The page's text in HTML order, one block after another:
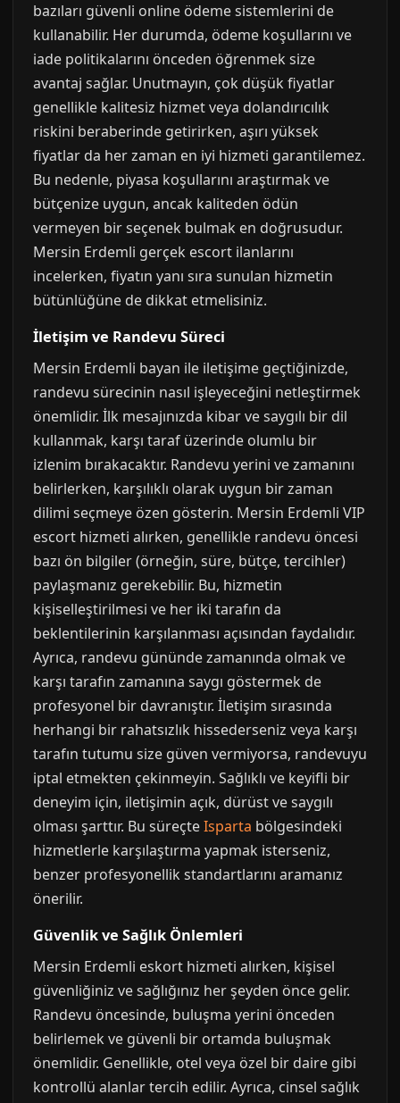
bazıları güvenli online ödeme sistemlerini de
kullanabilir. Her durumda, ödeme koşullarını ve
iade politikalarını önceden öğrenmek size
avantaj sağlar. Unutmayın, çok düşük fiyatlar
genellikle kalitesiz hizmet veya dolandırıcılık
riskini beraberinde getirirken, aşırı yüksek
fiyatlar da her zaman en iyi hizmeti garantilemez.
Bu nedenle, piyasa koşullarını araştırmak ve
bütçenize uygun, ancak kaliteden ödün
vermeyen bir seçenek bulmak en doğrusudur.
Mersin Erdemli gerçek escort ilanlarını
incelerken, fiyatın yanı sıra sunulan hizmetin
bütünlüğüne de dikkat etmelisiniz.
İletişim ve Randevu Süreci
Mersin Erdemli bayan ile iletişime geçtiğinizde,
randevu sürecinin nasıl işleyeceğini netleştirmek
önemlidir. İlk mesajınızda kibar ve saygılı bir dil
kullanmak, karşı taraf üzerinde olumlu bir
izlenim bırakacaktır. Randevu yerini ve zamanını
belirlerken, karşılıklı olarak uygun bir zaman
dilimi seçmeye özen gösterin. Mersin Erdemli VIP
escort hizmeti alırken, genellikle randevu öncesi
bazı ön bilgiler (örneğin, süre, bütçe, tercihler)
paylaşmanız gerekebilir. Bu, hizmetin
kişiselleştirilmesi ve her iki tarafın da
beklentilerinin karşılanması açısından faydalıdır.
Ayrıca, randevu gününde zamanında olmak ve
karşı tarafın zamanına saygı göstermek de
profesyonel bir davranıştır. İletişim sırasında
herhangi bir rahatsızlık hissederseniz veya karşı
tarafın tutumu size güven vermiyorsa, randevuyu
iptal etmekten çekinmeyin. Sağlıklı ve keyifli bir
deneyim için, iletişimin açık, dürüst ve saygılı
olması şarttır. Bu süreçteIsparta bölgesindeki
hizmetlerle karşılaştırma yapmak isterseniz,
benzer profesyonellik standartlarını aramanız
önerilir.
Güvenlik ve Sağlık Önlemleri
Mersin Erdemli eskort hizmeti alırken, kişisel
güvenliğiniz ve sağlığınız her şeyden önce gelir.
Randevu öncesinde, buluşma yerini önceden
belirlemek ve güvenli bir ortamda buluşmak
önemlidir. Genellikle, otel veya özel bir daire gibi
kontrollü alanlar tercih edilir. Ayrıca, cinsel sağlık